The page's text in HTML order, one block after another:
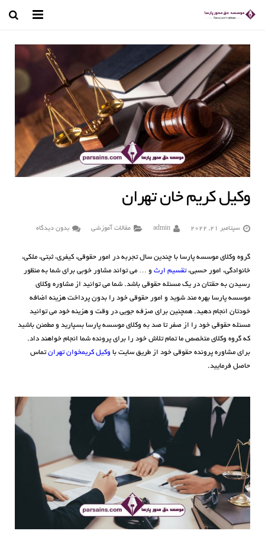
صفحه اصلی
وکیل تهران
درباره ما
رسانه تصویری
مجله حقوقی
کتب و مقالات
قوانین حقوقی
تماس با ما
وکیل کریم خان تهران
سپتامبر 21, 2022 admin مقالات آموزشی بدون دیدگاه
گروه وکلای موسسه پارسا با چندین سال تجربه در امور حقوقی، کیفری، ثبتی، ملکی،
خانوادگی، امور حسبی،تقسیم ارث و … می تواند مشاور خوبی برای شما به منظور
رسیدن به حقتان در یک مسئله حقوقی باشد. شما می توانید از مشاوره وکلای
موسسه پارسا بهره مند شوید و امور حقوقی خود را بدون پرداخت هزینه اضافه
خودتان انجام دهید. همچنین برای صزفه جویی در وقت و هزینه خود می توانید
مسئله حقوقی خود را از صفر تا صد به وکلای موسسه پارسا بسپارید و مطمئن باشید
که گروه وکلای متخصص ما تمام تلاش خود را برای پرونده شما انجام خواهند داد.
برای مشاوره پرونده حقوقی خود از طریق سایت با وکیل کریمخوان تهرانتماس
حاصل فرمایید.